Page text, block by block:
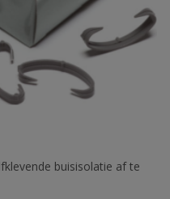
buisisolatie af te